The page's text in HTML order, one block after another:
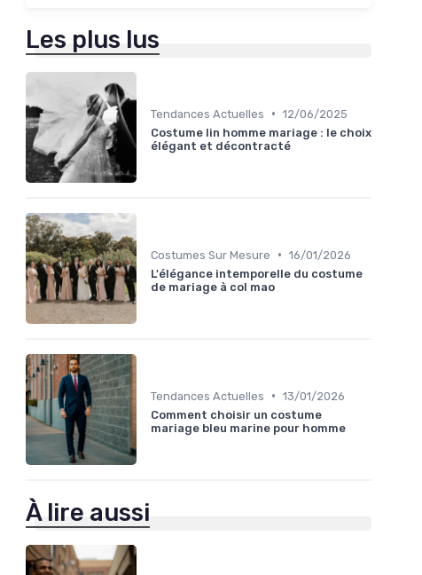
Les plus lus
Tendances Actuelles • 12/06/2025
Costume lin homme mariage : le choix
élégant et décontracté
Costumes Sur Mesure • 16/01/2026
L'élégance intemporelle du costume
de mariage à col mao
Tendances Actuelles • 13/01/2026
Comment choisir un costume
mariage bleu marine pour homme
À lire aussi